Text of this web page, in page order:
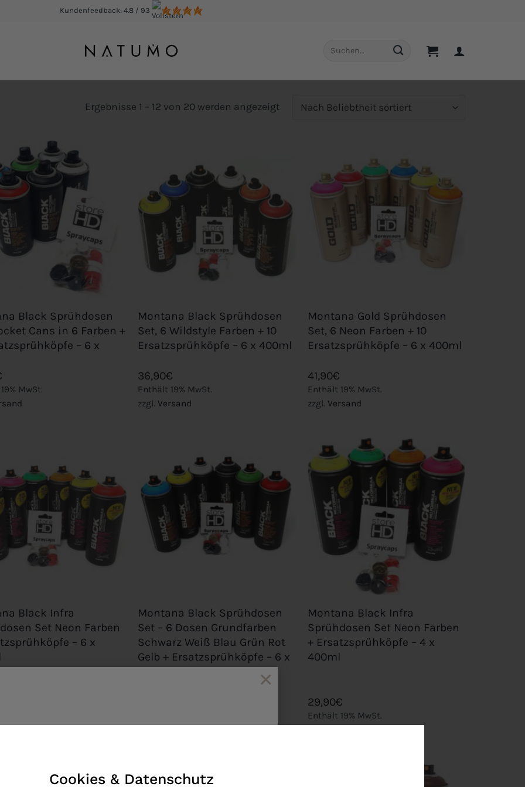
×
Kundenfeedback: 4.8 / 93
Suchen
Ergebnisse 1 – 12 von 20 werden angezeigt Nach
Black Sprühdosen
Cans in 6 Farben +
– 6 x
MwSt.
wishlist
Montana Black Sprühdosen
Set, 6 Wildstyle Farben + 10
Ersatzsprühköpfe – 6 x 400ml
36,90€
Enthält 19% MwSt.
zzgl. Versand
Add to
wishlist
Montana Gold Sprühdosen
Set, 6 Neon Farben + 10
Ersatzsprühköpfe – 6 x 400ml
41,90€
Enthält 19% MwSt.
zzgl. Versand
wishlist
Black Infra
Set Neon Farben
– 6 x
MwSt.
Add to
wishlist
Montana Black Sprühdosen
Set – 6 Dosen Grundfarben
Schwarz Weiß Blau Grün Rot
Gelb + Ersatzsprühköpfe – 6 x
400ml Spraydosen Cans
Add to
wishlist
Montana Black Infra
Sprühdosen Set Neon Farben
+ Ersatzsprühköpfe – 4 x
400ml
29,90€
Enthält 19% MwSt.
Cookies & Datenschutz